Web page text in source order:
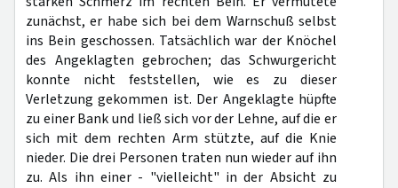
zunächst, er habe sich bei dem Warnschuß selbst
ins Bein geschossen. Tatsächlich war der Knöchel
des Angeklagten gebrochen; das Schwurgericht
konnte nicht feststellen, wie es zu dieser
Verletzung gekommen ist. Der Angeklagte hüpfte
zu einer Bank und ließ sich vor der Lehne, auf die er
sich mit dem rechten Arm stützte, auf die Knie
nieder. Die drei Personen traten nun wieder auf ihn
zu. Als ihn einer - "vielleicht" in der Absicht zu